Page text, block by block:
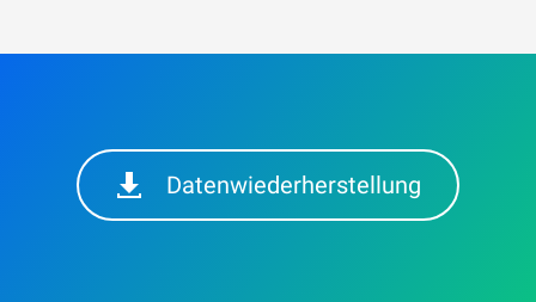
Datenwiederherstellung